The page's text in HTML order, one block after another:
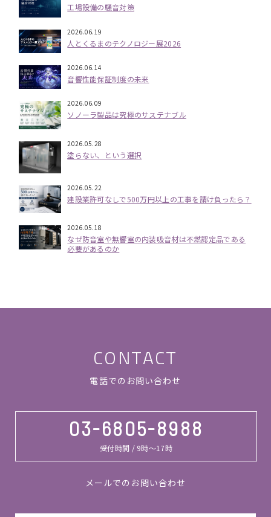
工場設備の騒音対策
2026.06.19
人とくるまのテクノロジー展2026
2026.06.14
音響性能保証制度の未来
2026.06.09
ソノーラ製品は究極のサステナブル
2026.05.28
塗らない、という選択
2026.05.22
建設業許可なしで500万円以上の工事を請け負ったら？
2026.05.18
なぜ防音室や無響室の内装吸音材は不燃認定品である
必要があるのか
CONTACT
電話でのお問い合わせ
03-6805-8988
受付時間 / 9時～17時
メールでのお問い合わせ